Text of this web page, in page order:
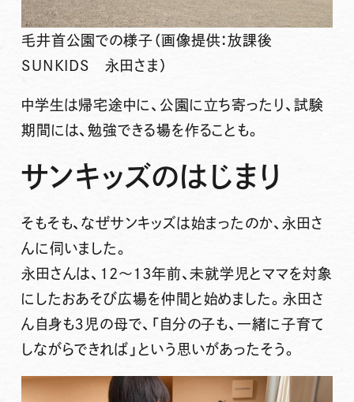
毛井首公園での様子（画像提供：放課後
SUNKIDS 永田さま）
中学生は帰宅途中に、公園に立ち寄ったり、試験
期間には、勉強できる場を作ることも。
サンキッズのはじまり
そもそも、なぜサンキッズは始まったのか、永田さ
んに伺いました。
永田さんは、12～13年前、未就学児と ママを対象
にしたおあそび広場を仲間と始めました。永田さ
ん自身も３児の母で、「自分の子も、一緒に子育て
しながらできれば」という思いがあったそう。